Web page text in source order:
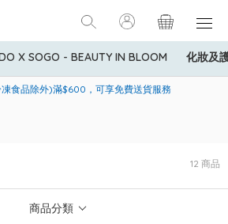
X SOGO - BEAUTY IN BLOOM 化妝及
信用卡會員購物禮遇：高達5%簽賬回贈！
食品除外)滿$600，可享免費送貨服務
用於指定商品，若訂單金額少於HK$600(折
12 商品
商品分類